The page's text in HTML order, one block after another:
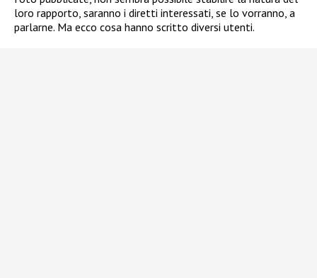
loro rapporto, saranno i diretti interessati, se lo vorranno, a
parlarne. Ma ecco cosa hanno scritto diversi utenti.